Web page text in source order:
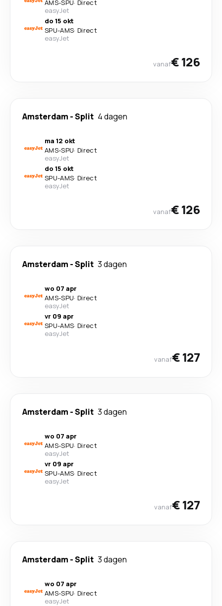
AMS-SPU· Direct
easyJet
do 15 okt
SPU-AMS· Direct
easyJet
vanaf€ 126
Amsterdam -Split 4 dagen
ma 12 okt
AMS-SPU· Direct
easyJet
do 15 okt
SPU-AMS· Direct
easyJet
vanaf€ 126
Amsterdam -Split 3 dagen
wo 07 apr
AMS-SPU· Direct
easyJet
vr 09 apr
SPU-AMS· Direct
easyJet
vanaf€ 127
Amsterdam -Split 3 dagen
wo 07 apr
AMS-SPU· Direct
easyJet
vr 09 apr
SPU-AMS· Direct
easyJet
vanaf€ 127
Amsterdam -Split 3 dagen
wo 07 apr
AMS-SPU· Direct
easyJet